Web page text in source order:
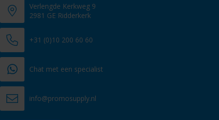
Verlengde Kerkweg 9
2981 GE Ridderkerk
+31 (0)10 200 60 60
Chat met een specialist
info@promosupply.nl